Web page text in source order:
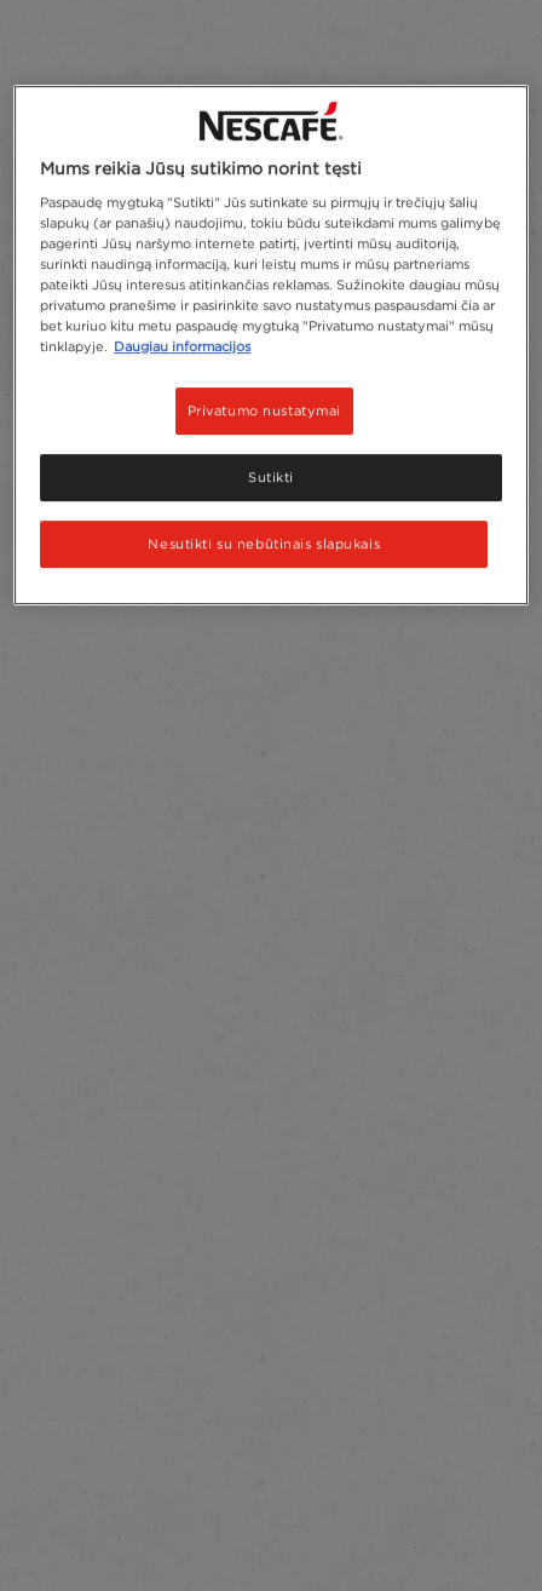
Mums reikia Jūsų sutikimo norint tęsti
Paspaudę mygtuką "Sutikti" Jūs sutinkate su pirmųjų ir trečiųjų šalių
slapukų (ar panašių) naudojimu, tokiu būdu suteikdami mums galimybę
pagerinti Jūsų naršymo internete patirtį, įvertinti mūsų auditoriją,
surinkti naudingą informaciją, kuri leistų mums ir mūsų partneriams
pateikti Jūsų interesus atitinkančias reklamas. Sužinokite daugiau mūsų
privatumo pranešime ir pasirinkite savo nustatymus paspausdami čia ar
bet kuriuo kitu metu paspaudę mygtuką "Privatumo nustatymai" mūsų
tinklapyje. Daugiau informacijos
Privatumo nustatymai
Nesutikti su nebūtinais slapukais
Sutikti